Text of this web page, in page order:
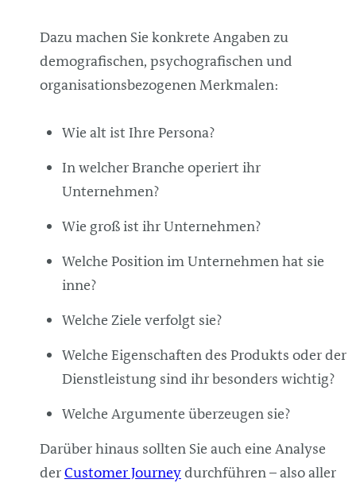
Dazu machen Sie konkrete Angaben zu
demografischen, psychografischen und
organisationsbezogenen Merkmalen:
Wie alt ist Ihre Persona?
In welcher Branche operiert ihr
Unternehmen?
Wie groß ist ihr Unternehmen?
Welche Position im Unternehmen hat sie
inne?
Welche Ziele verfolgt sie?
Welche Eigenschaften des Produkts oder der
Dienstleistung sind ihr besonders wichtig?
Welche Argumente überzeugen sie?
Darüber hinaus sollten Sie auch eine Analyse
derCustomer Journeydurchführen – also aller